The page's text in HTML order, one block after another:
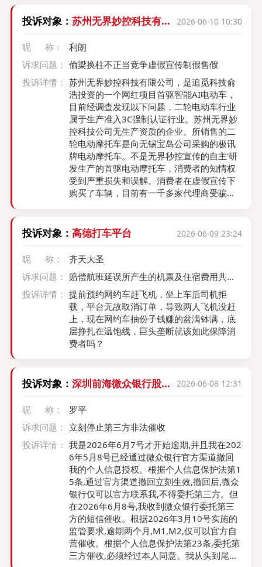
投诉对象： 苏州无界妙控科技有限
2026-06-10 10:30
昵 称：
利朗
诉求问题： 偷梁换柱不正当竞争虚假宣传制假售假
投诉详情： 苏州无界妙控科技有限公司，是追觅科技俞
浩投资的一个网红项目首驱智能AI电动车，
目前经调查发现以下问题，二轮电动车行业
属于生产准入3C强制认证行业。苏州无界妙
控科技公司无生产资质的企业。所销售的二
轮电动摩托车是向无锡宝岛公司采购的极讯
牌电动摩托车。不是无界秒控宣传的自主‘研
发生产的首驱电动摩托车，消费者的知情权
受到严重损失和误解。消费者在虚假宣传下
购买了车辆，目前有一千多家代理商受骗加
生产厂家地扯行为。
投诉对象： 高德打车平台 2026-06-09 23:24
昵 称：
齐天大圣
诉求问题： 赔偿航班延误所产生的机票及住宿费用共计2
060
投诉详情： 提前预约网约车赶飞机，坐上车后司机拒
载，平台无故取消订单，导致两人飞机没赶
上，现在网约车抽份子钱赚的盆满钵满，底
层挣扎在温饱线，巨头垄断就该如此保障消
费者吗？
投诉对象： 深圳前海微众银行股份
2026-06-08 12:31
昵 称：
罗平
诉求问题： 立刻停止第三方非法催收
投诉详情： 我是2026年6月7号才开始逾期,并且我在202
6年5月8号已经通过微众银行官方渠道撤回
我的个人信息授权。根据个人信息保护法第1
5条,通过官方渠道撤回立刻生效,撤回后,微众
银行仅可以官方联系我,不得委托第三方。但
在2026年6月8号,我收到微众银行委托第三
方的短信催收。根据2026年3月10号实施的
监管要求,逾期两个月,M1,M2,仅可以官方自
营催收。根据个人信息保护法第23条,委托第
三方催收,必须经过本人同意。我从头到尾没